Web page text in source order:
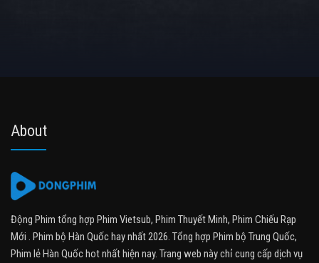
About
Động Phim tổng hợp Phim Vietsub, Phim Thuyết Minh, Phim Chiếu Rạp
Mới . Phim bộ Hàn Quốc hay nhất 2026. Tổng hợp Phim bộ Trung Quốc,
Phim lẻ Hàn Quốc hot nhất hiện nay. Trang web này chỉ cung cấp dịch vụ